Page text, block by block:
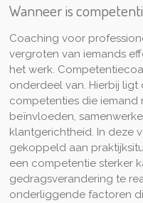
Wanneer is
Coaching voor
vergroten van iemands
het werk.
onderdeel van. Hierbij
competenties die iemand
beïnvloeden,
klantgerichtheid. In deze
gekoppeld aan
een competentie sterker
gedragsverandering te
onderliggende factoren